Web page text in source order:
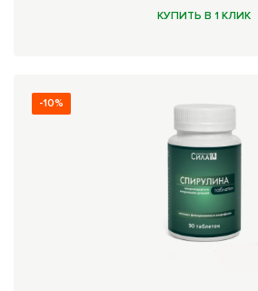
КУПИТЬ В 1 КЛИК
-10%